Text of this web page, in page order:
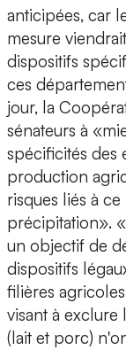
anticipées, car
mesure
dispositifs
ces
jour, la
sénateurs à
spécificités des
production
risques liés à
précipitation».
un objectif de
dispositifs
filières
visant à exclure
(lait et porc)